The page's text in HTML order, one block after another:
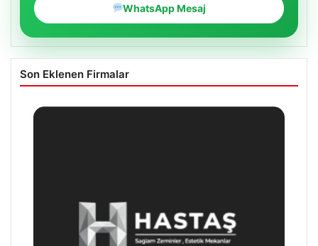
WhatsApp Mesaj
Son Eklenen Firmalar